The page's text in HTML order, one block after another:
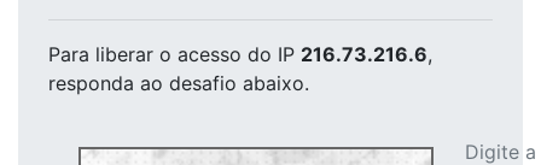
Para liberar o acesso do IP 216.73.216.6,
responda ao desafio abaixo.
Digite